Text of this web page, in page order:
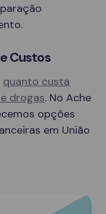
Custos
quanto custa
drogas. No Ache
opções
em União